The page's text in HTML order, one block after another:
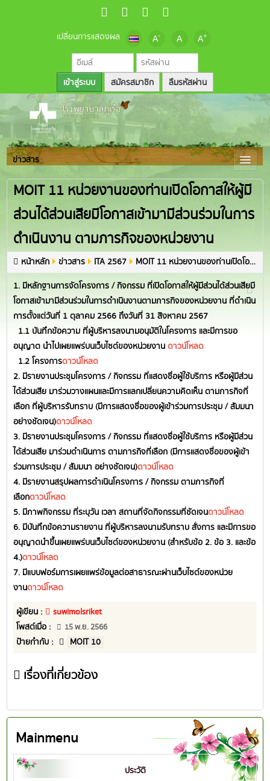
เปลี่ยนการแสดงผล A- A A+
สมัครสมาชิก ลืมรหัสผ่าน
ข่าวสาร
MOIT 11 หน่วยงานของท่านเปิดโอกาสให้ผู้มี
ส่วนได้ส่วนเสียมีโอกาสเข้ามามีส่วนร่วมในการ
ดำเนินงาน ตามภารกิจของหน่วยงาน
หน้าหลัก ข่าวสาร ITA 2567
MOIT 11 หน่วยงานของท่านเปิดโอกาสให้ผู้มีส่วนได้ส่วนเสียมีโอกาสเข้ามามีส่วนร่วมในการดำเนินงาน ตามภารกิจของหน่วยงาน
1. มีหลักฐานการจัดโครงการ / กิจกรรม ที่เปิดโอกาสให้ผู้มีส่วนได้ส่วนเสียมี
โอกาสเข้ามามีส่วนร่วมในการดำเนินงานตามภารกิจของหน่วยงาน ที่ดำเนิน
การตั้งแต่วันที่ 1 ตุลาคม 2566 ถึงวันที่ 31 สิงหาคม 2567
1.1 บันทึกข้อความ ที่ผู้บริหารลงนามอนุมัติในโครงการ และมีการขอ
อนุญาต นำไปเผยแพร่บนเว็บไซต์ของหน่วยงานดาวน์โหลด
1.2 โครงการดาวน์โหลด
2. มีรายงานประชุมโครงการ / กิจกรรม ที่แสดงชื่อผู้ใช้บริการ หรือผู้มีส่วน
ได้ส่วนเสีย มาร่วมวางแผนและมีการแลกเปลี่ยนความคิดเห็น ตามภารกิจที่
เลือก ที่ผู้บริหารรับทราบ (มีการแสดงชื่อของผู้เข้าร่วมการประชุม / สัมมนา
อย่างชัดเจน)ดาวน์โหลด
3. มีรายงานประชุมโครงการ / กิจกรรม ที่แสดงชื่อผู้ใช้บริการ หรือผู้มีส่วน
ได้ส่วนเสีย มาร่วมดำเนินการ ตามภารกิจที่เลือก (มีการแสดงชื่อของผู้เข้า
ร่วมการประชุม / สัมมนา อย่างชัดเจน)ดาวน์โหลด
4. มีรายงานสรุปผลการดำเนินโครงการ / กิจกรรม ตามภารกิจที่
เลือกดาวน์โหลด
5. มีภาพกิจกรรม ที่ระบุวัน เวลา สถานที่จัดกิจกรรมที่ชัดเจนดาวน์โหลด
6. มีบันทึกข้อความรายงาน ที่ผู้บริหารลงนามรับทราบ สั่งการ และมีการขอ
อนุญาตนำขึ้นเผยแพร่บนเว็บไซต์ของหน่วยงาน (สำหรับข้อ 2. ข้อ 3. และข้อ
4.)ดาวน์โหลด
7. มีแบบฟอร์มการเผยแพร่ข้อมูลต่อสาธารณะผ่านเว็บไซต์ของหน่วย
งานดาวน์โหลด
ผู้เขียน :
suwimolsriket
โพสต์เมื่อ :
15 พ.ย. 2566
ป้ายกำกับ : MOIT 10
เรื่องที่เกี่ยวข้อง
Mainmenu
ประวัติ